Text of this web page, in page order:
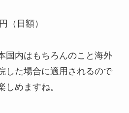
（日額）
国内はもちろんのこと海外
した場合に適用されるので
しめますね。